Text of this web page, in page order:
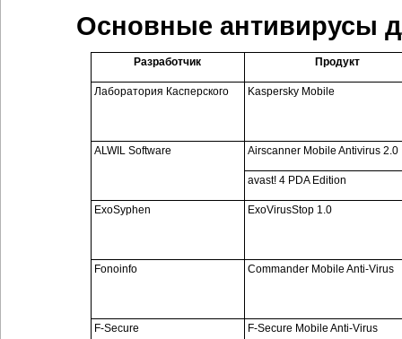
Основные антивирусы
Разработчик Продукт
Лаборатория Касперского Kaspersky Mobile
ALWIL Software Airscanner Mobile Antivirus 2.0
avast! 4 PDA Edition
ExoSyphen ExoVirusStop 1.0
Fonoinfo Commander Mobile Anti-Virus
F-Secure F-Secure Mobile Anti-Virus